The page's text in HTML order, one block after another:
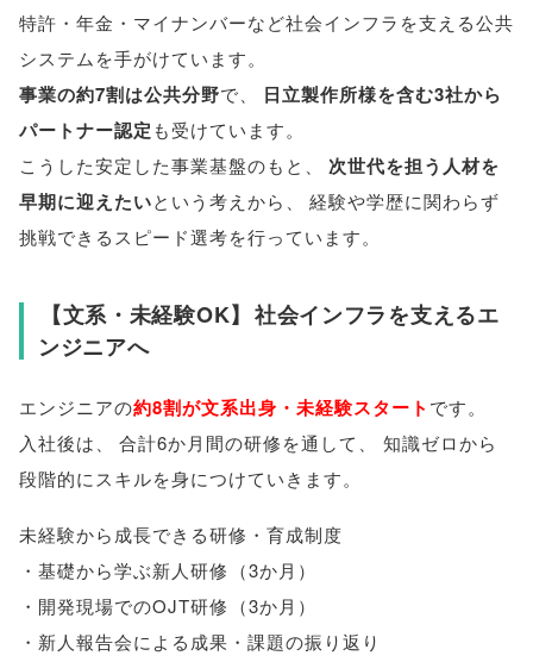
特許・年金・マイナンバーなど社会インフラを支える公共
システムを手がけています。
事業の約7割は公共分野で
日立製作所様を含む3社から
パートナー認定 も受けています。
こうした安定した事業基盤のもと
次世代を担う人材を
早期に迎えたいという考えから
経験や学歴に関わらず
挑戦できるスピード選考を行っています。
【文系・未経験OK】 社会インフラを支えるエ
ンジニアへ
エンジニアの約8割が文系出身・未経験スタート です。
入社後は
合計6か月間の研修を通して
知識ゼロから
段階的にスキルを身につけていきます。
未経験から成長できる研修・育成制度
・基礎から学ぶ新人研修 （3か月 ）
・開発現場でのOJT研修 （3か月 ）
・新人報告会による成果・課題の振り返り